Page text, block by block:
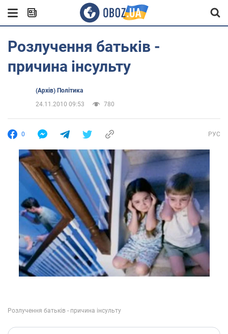
Розлучення батьків -
причина інсульту
(Архів) Політика
24.11.2010 09:53
780
0 РУС